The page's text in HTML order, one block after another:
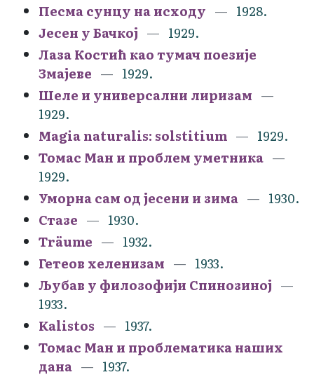
Песма сунцу на исходу
1928.
Јесен у Бачкој
1929.
Лаза Костић као тумач поезије
Змајеве
1929.
Шеле и универсални лиризам
1929.
Magia naturalis: solstitium
1929.
Томас Ман и проблем уметника
1929.
Уморна сам од јесени и зима
1930.
Стазе
1930.
Träume
1932.
Гетеов хеленизам
1933.
Љубав у филозофији Спинозиној
1933.
Kalistos
1937.
Томас Ман и проблематика наших
дана
1937.